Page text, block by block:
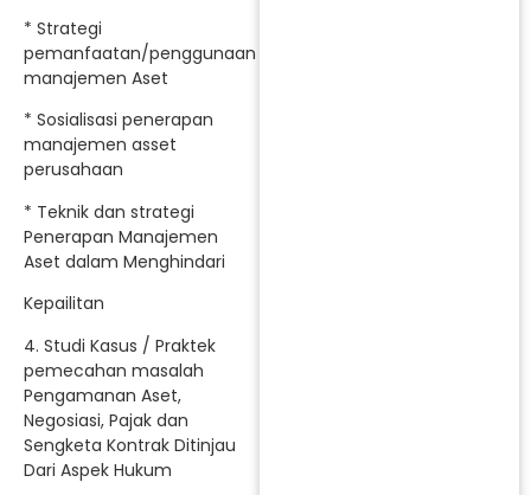
* Strategi
pemanfaatan/penggunaan
manajemen Aset
* Sosialisasi penerapan
manajemen asset
perusahaan
* Teknik dan strategi
Penerapan Manajemen
Aset dalam Menghindari
Kepailitan
4. Studi Kasus / Praktek
pemecahan masalah
Pengamanan Aset,
Negosiasi, Pajak dan
Sengketa Kontrak Ditinjau
Dari Aspek Hukum